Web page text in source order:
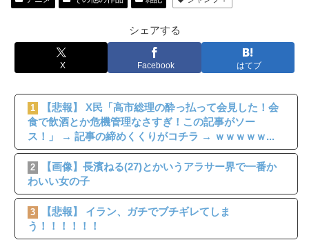
シェアする
X Facebook はてブ
1
【悲報】 X民「高市総理の酔っ払って会見した！会
食で飲酒とか危機管理なさすぎ！この記事がソー
ス！」 → 記事の締めくくりがコチラ → ｗｗｗｗｗ...
2
【画像】長濱ねる(27)とかいうアラサー界で一番か
わいい女の子
3
【悲報】 イラン、ガチでブチギレてしま
う！！！！！！